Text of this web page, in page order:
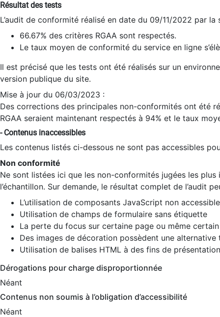
Résultat des tests
L’audit de conformité réalisé en date du 09/11/2022 par
66.67% des critères RGAA sont respectés.
Le taux moyen de conformité du service en ligne
Il est précisé que les tests ont été réalisés sur un
version publique du site.
Mise à jour du 06/03/2023 :
Des corrections des principales non-conformités ont été
RGAA seraient maintenant respectés à 94% et le taux
- Contenus inaccessibles
Les contenus listés ci-dessous ne sont pas accessibles
Non conformité
Ne sont listées ici que les non-conformités jugées les
l’échantillon. Sur demande, le résultat complet de l’audit
L’utilisation de composants JavaScript non
Utilisation de champs de formulaire sans étiquette
La perte du focus sur certaine page ou même
Des images de décoration possèdent une alternative
Utilisation de balises HTML à des fins de
Dérogations pour charge disproportionnée
Néant
Contenus non soumis à l’obligation d’accessibilité
Néant